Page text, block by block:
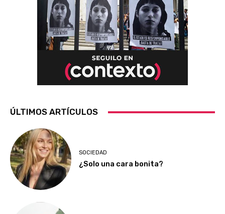
ÚLTIMOS ARTÍCULOS
SOCIEDAD
¿Solo una cara bonita?